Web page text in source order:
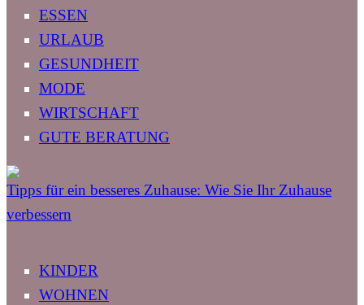
ESSEN
URLAUB
GESUNDHEIT
MODE
WIRTSCHAFT
GUTE BERATUNG
Tipps für ein besseres Zuhause: Wie Sie Ihr Zuhause
verbessern
KINDER
WOHNEN